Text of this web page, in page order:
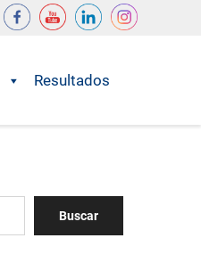
Resultados
Buscar